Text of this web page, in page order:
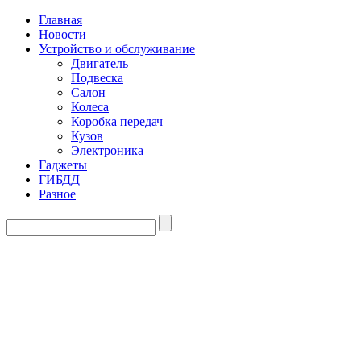
Главная
Новости
Устройство и обслуживание
Двигатель
Подвеска
Салон
Колеса
Коробка передач
Кузов
Электроника
Гаджеты
ГИБДД
Разное